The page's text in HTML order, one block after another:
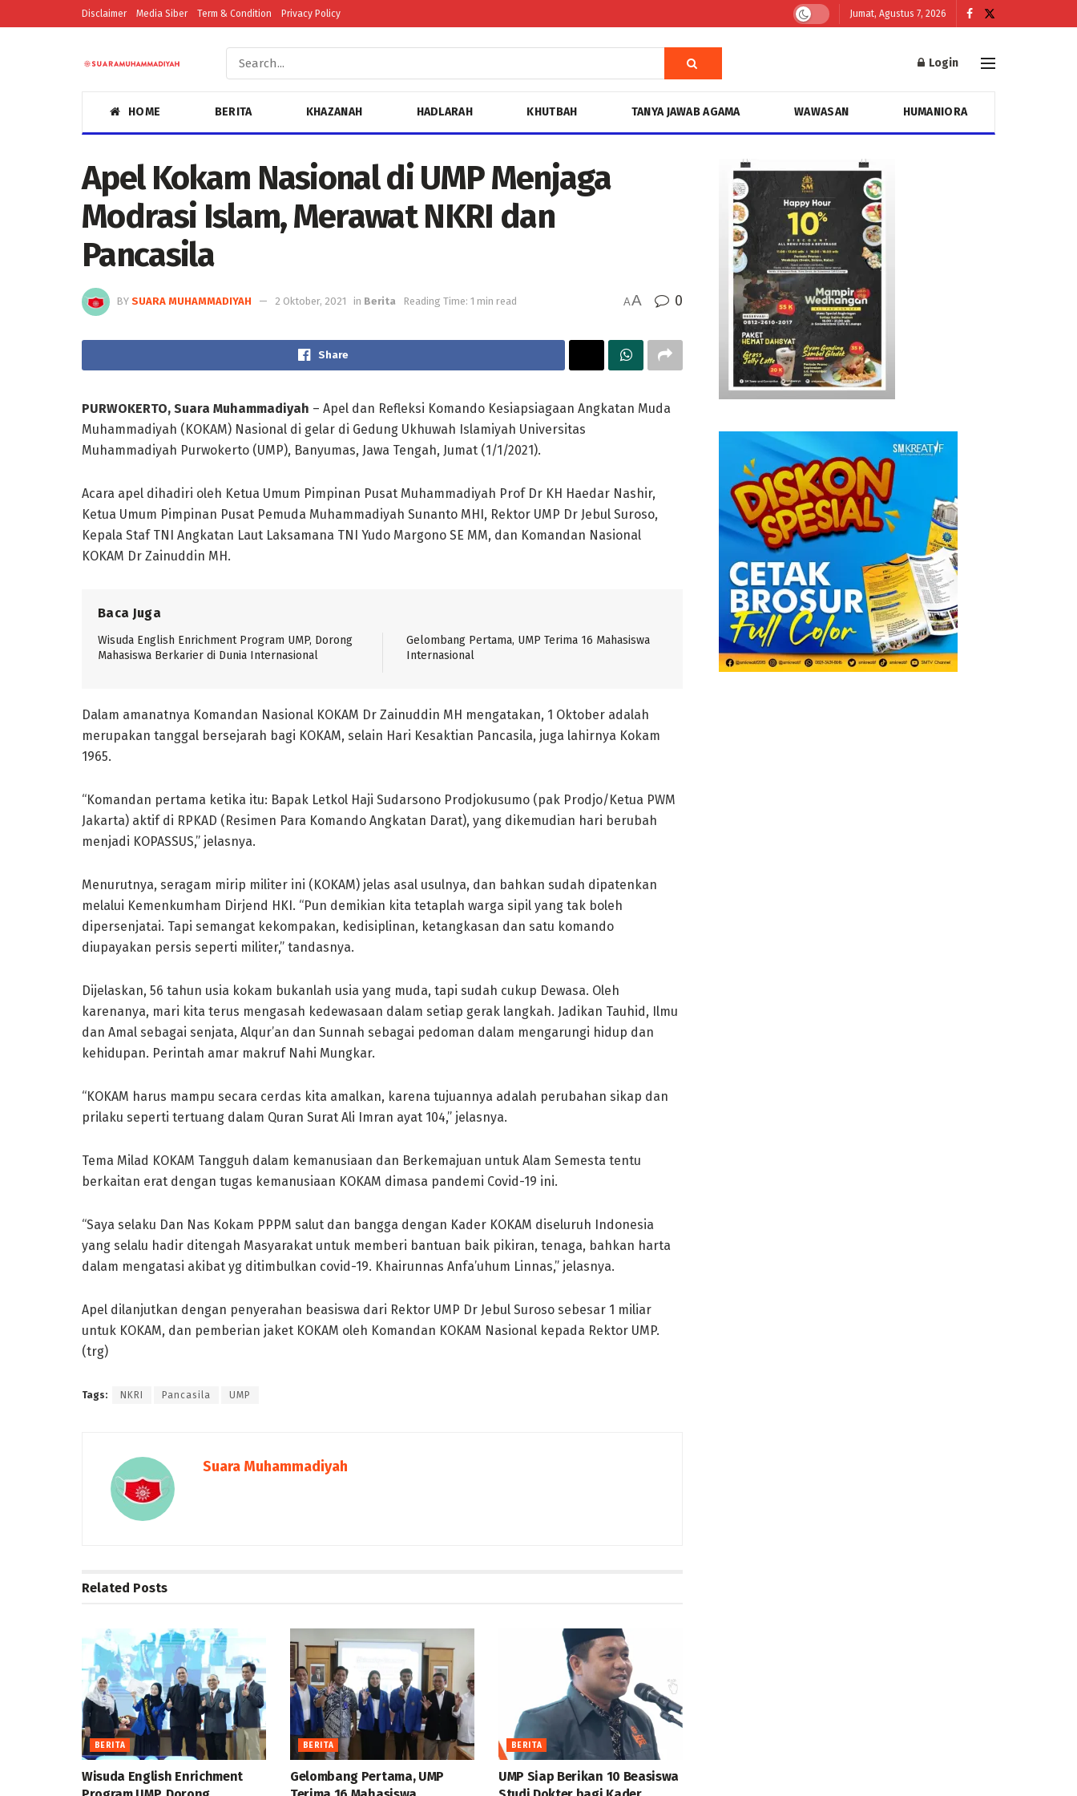
Disclaimer Media Siber Term & Condition Privacy Policy Jumat, Agustus 7, 2026
Login
HOME BERITA KHAZANAH HADLARAH KHUTBAH TANYA JAWAB AGAMA WAWASAN HUMANIORA
Apel Kokam Nasional di UMP Menjaga
Modrasi Islam, Merawat NKRI dan
Pancasila
BY SUARA MUHAMMADIYAH 2 Oktober, 2021 in Berita Reading Time: 1 min read AA 0
Share
PURWOKERTO, Suara Muhammadiyah – Apel dan Refleksi Komando Kesiapsiagaan Angkatan Muda
Muhammadiyah (KOKAM) Nasional di gelar di Gedung Ukhuwah Islamiyah Universitas
Muhammadiyah Purwokerto (UMP), Banyumas, Jawa Tengah, Jumat (1/1/2021).
Acara apel dihadiri oleh Ketua Umum Pimpinan Pusat Muhammadiyah Prof Dr KH Haedar Nashir,
Ketua Umum Pimpinan Pusat Pemuda Muhammadiyah Sunanto MHI, Rektor UMP Dr Jebul Suroso,
Kepala Staf TNI Angkatan Laut Laksamana TNI Yudo Margono SE MM, dan Komandan Nasional
KOKAM Dr Zainuddin MH.
Baca Juga
Wisuda English Enrichment Program UMP, Dorong
Mahasiswa Berkarier di Dunia Internasional
Gelombang Pertama, UMP Terima 16 Mahasiswa
Internasional
Dalam amanatnya Komandan Nasional KOKAM Dr Zainuddin MH mengatakan, 1 Oktober adalah
merupakan tanggal bersejarah bagi KOKAM, selain Hari Kesaktian Pancasila, juga lahirnya Kokam
1965.
“Komandan pertama ketika itu: Bapak Letkol Haji Sudarsono Prodjokusumo (pak Prodjo/Ketua PWM
Jakarta) aktif di RPKAD (Resimen Para Komando Angkatan Darat), yang dikemudian hari berubah
menjadi KOPASSUS,” jelasnya.
Menurutnya, seragam mirip militer ini (KOKAM) jelas asal usulnya, dan bahkan sudah dipatenkan
melalui Kemenkumham Dirjend HKI. “Pun demikian kita tetaplah warga sipil yang tak boleh
dipersenjatai. Tapi semangat kekompakan, kedisiplinan, ketangkasan dan satu komando
diupayakan persis seperti militer,” tandasnya.
Dijelaskan, 56 tahun usia kokam bukanlah usia yang muda, tapi sudah cukup Dewasa. Oleh
karenanya, mari kita terus mengasah kedewasaan dalam setiap gerak langkah. Jadikan Tauhid, Ilmu
dan Amal sebagai senjata, Alqur’an dan Sunnah sebagai pedoman dalam mengarungi hidup dan
kehidupan. Perintah amar makruf Nahi Mungkar.
“KOKAM harus mampu secara cerdas kita amalkan, karena tujuannya adalah perubahan sikap dan
prilaku seperti tertuang dalam Quran Surat Ali Imran ayat 104,” jelasnya.
Tema Milad KOKAM Tangguh dalam kemanusiaan dan Berkemajuan untuk Alam Semesta tentu
berkaitan erat dengan tugas kemanusiaan KOKAM dimasa pandemi Covid-19 ini.
“Saya selaku Dan Nas Kokam PPPM salut dan bangga dengan Kader KOKAM diseluruh Indonesia
yang selalu hadir ditengah Masyarakat untuk memberi bantuan baik pikiran, tenaga, bahkan harta
dalam mengatasi akibat yg ditimbulkan covid-19. Khairunnas Anfa’uhum Linnas,” jelasnya.
Apel dilanjutkan dengan penyerahan beasiswa dari Rektor UMP Dr Jebul Suroso sebesar 1 miliar
untuk KOKAM, dan pemberian jaket KOKAM oleh Komandan KOKAM Nasional kepada Rektor UMP.
(trg)
Tags: NKRI Pancasila UMP
Suara Muhammadiyah
Related Posts
BERITA
Wisuda English Enrichment
BERITA
Gelombang Pertama, UMP
BERITA
UMP Siap Berikan 10 Beasiswa